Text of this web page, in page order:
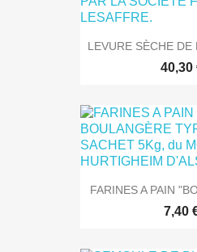
LEVURE SÈCHE DE
40,30
FARINES A PAIN
7,40